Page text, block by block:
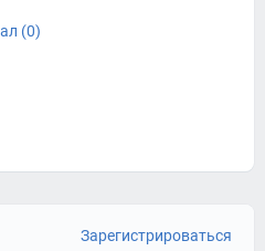
(0)
Зарегистрироваться